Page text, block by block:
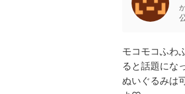
モコモコふわ
ると話題にな
ぬいぐるみは